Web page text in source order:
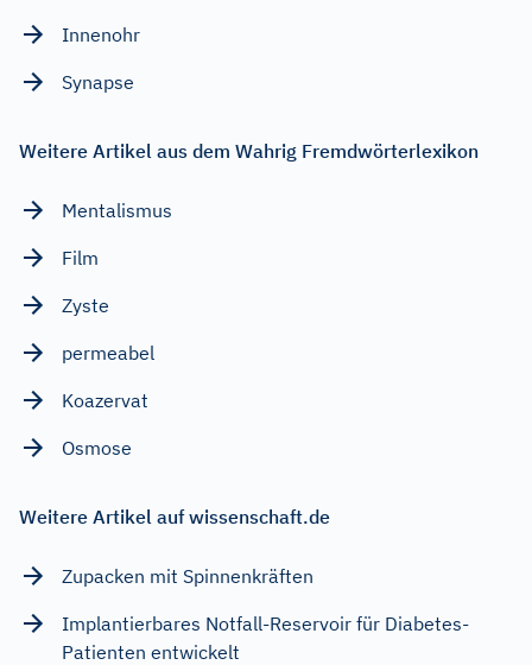
Innenohr
Synapse
Weitere Artikel aus dem Wahrig Fremdwörterlexikon
Mentalismus
Film
Zyste
permeabel
Koazervat
Osmose
Weitere Artikel auf wissenschaft.de
Zupacken mit Spinnenkräften
Implantierbares Notfall-Reservoir für Diabetes-
Patienten entwickelt